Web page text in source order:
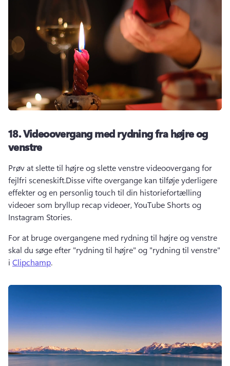
18.Videoovergang med rydning fra højre og
venstre
Prøv at slette til højre og slette venstre videoovergang for
fejlfri sceneskift.Disse vifte overgange kan tilføje yderligere
effekter og en personlig touch til din historiefortælling
videoer som bryllup recap videoer, YouTube Shorts og
Instagram Stories.
For at bruge overgangene med rydning til højre og venstre
skal du søge efter "rydning til højre" og "rydning til venstre"
i Clipchamp.